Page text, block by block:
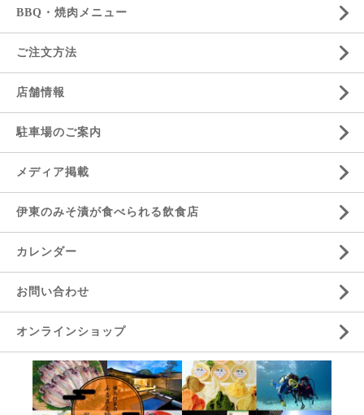
BBQ・焼肉メニュー
ご注文方法
店舗情報
駐車場のご案内
メディア掲載
伊東のみそ漬が食べられる飲食店
カレンダー
お問い合わせ
オンラインショップ